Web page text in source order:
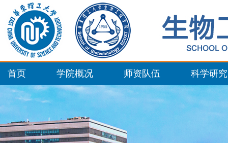
首页 学院概况 师资队伍 科学研究